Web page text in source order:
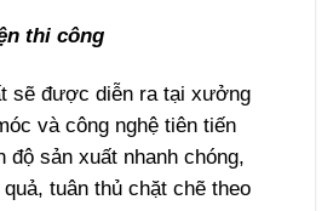
thi công
sẽ được diễn ra tại xưởng
và công nghệ tiên tiến
độ sản xuất nhanh chóng,
tuân thủ chặt chẽ theo